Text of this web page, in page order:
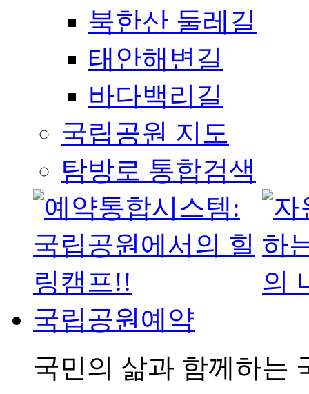
북한산 둘레길
태안해변길
바다백리길
국립공원 지도
탐방로 통합검색
국립공원예약
국민의 삶과 함께하는